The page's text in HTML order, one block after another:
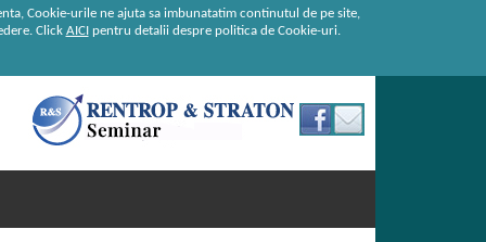
Cookie-urile ne ajuta sa imbunatatim continutul de pe site,
Click AICIpentru detalii despre politica de Cookie-uri.